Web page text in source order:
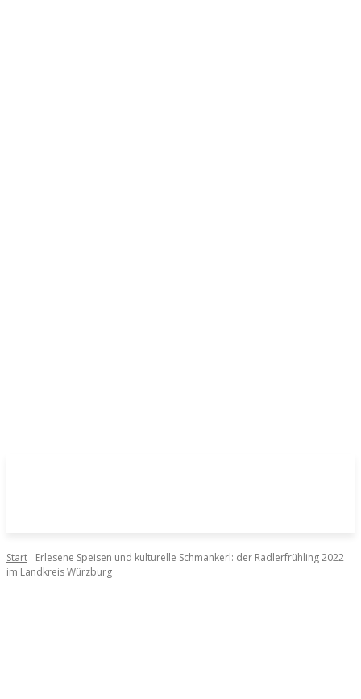
Start
Erlesene Speisen und kulturelle Schmankerl: der Radlerfrühling 2022
im Landkreis Würzburg